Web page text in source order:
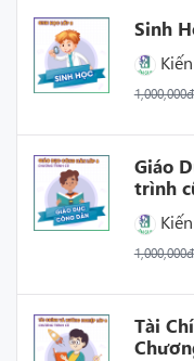
Sinh
1,000,000đ
Giáo
trình
1,000,000đ
Tài